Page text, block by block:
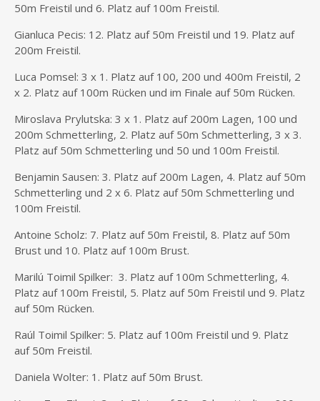
50m Freistil und 6. Platz auf 100m Freistil.
Gianluca Pecis: 12. Platz auf 50m Freistil und 19. Platz auf
200m Freistil.
Luca Pomsel: 3 x 1. Platz auf 100, 200 und 400m Freistil, 2
x 2. Platz auf 100m Rücken und im Finale auf 50m Rücken.
Miroslava Prylutska: 3 x 1. Platz auf 200m Lagen, 100 und
200m Schmetterling, 2. Platz auf 50m Schmetterling, 3 x 3.
Platz auf 50m Schmetterling und 50 und 100m Freistil.
Benjamin Sausen: 3. Platz auf 200m Lagen, 4. Platz auf 50m
Schmetterling und 2 x 6. Platz auf 50m Schmetterling und
100m Freistil.
Antoine Scholz: 7. Platz auf 50m Freistil, 8. Platz auf 50m
Brust und 10. Platz auf 100m Brust.
Marilú Toimil Spilker: 3. Platz auf 100m Schmetterling, 4.
Platz auf 100m Freistil, 5. Platz auf 50m Freistil und 9. Platz
auf 50m Rücken.
Raúl Toimil Spilker: 5. Platz auf 100m Freistil und 9. Platz
auf 50m Freistil.
Daniela Wolter: 1. Platz auf 50m Brust.